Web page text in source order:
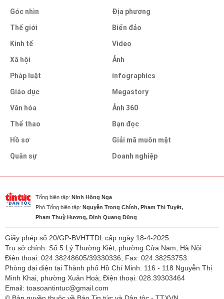
Góc nhìn
Thế giới
Kinh tế
Xã hội
Pháp luật
Giáo dục
Văn hóa
Thể thao
Hồ sơ
Quân sự
Địa phương
Biển đảo
Video
Ảnh
infographics
Megastory
Ảnh 360
Bạn đọc
Giải mã muôn mặt
Doanh nghiệp
Tổng biên tập: Ninh Hồng Nga
Phó Tổng biên tập: Nguyễn Trọng Chính, Phạm Thị Tuyết,
Phạm Thuỳ Hương, Đinh Quang Dũng
Giấy phép số 20/GP-BVHTTDL cấp ngày 18-4-2025.
Trụ sở chính: Số 5 Lý Thường Kiệt, phường Cửa Nam, Hà Nội
Điện thoại: 024.38248605/39330336; Fax: 024.38253753
Phòng đại diện tại Thành phố Hồ Chí Minh: 116 - 118 Nguyễn Thị
Minh Khai, phường Xuân Hoà; Điện thoại: 028.39303464
Email: toasoantintuc@gmail.com